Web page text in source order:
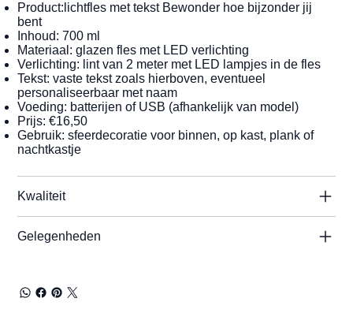
Product:lichtfles met tekst Bewonder hoe bijzonder jij
bent
Inhoud: 700 ml
Materiaal: glazen fles met LED verlichting
Verlichting: lint van 2 meter met LED lampjes in de fles
Tekst: vaste tekst zoals hierboven, eventueel
personaliseerbaar met naam
Voeding: batterijen of USB (afhankelijk van model)
Prijs: €16,50
Gebruik: sfeerdecoratie voor binnen, op kast, plank of
nachtkastje
Kwaliteit
Gelegenheden